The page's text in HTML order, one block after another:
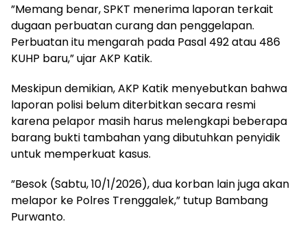
​”Memang benar, SPKT menerima laporan terkait
dugaan perbuatan curang dan penggelapan.
Perbuatan itu mengarah pada Pasal 492 atau 486
KUHP baru,” ujar AKP Katik.
​Meskipun demikian, AKP Katik menyebutkan bahwa
laporan polisi belum diterbitkan secara resmi
karena pelapor masih harus melengkapi beberapa
barang bukti tambahan yang dibutuhkan penyidik
untuk memperkuat kasus.
​”Besok (Sabtu, 10/1/2026), dua korban lain juga akan
melapor ke Polres Trenggalek,” tutup Bambang
Purwanto.